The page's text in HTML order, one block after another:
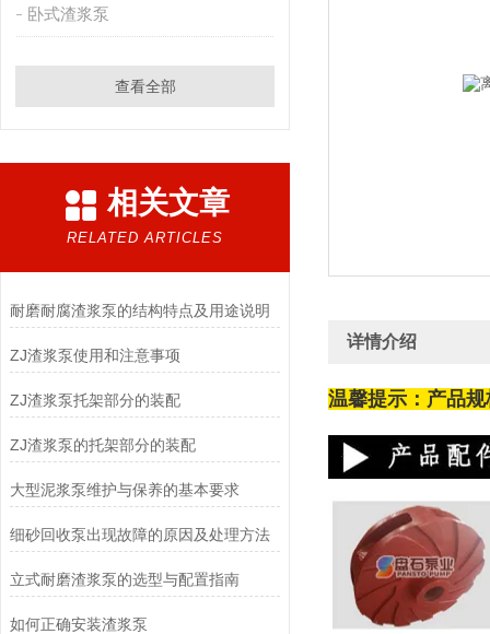
卧式渣浆泵
查看全部
相关文章
RELATED ARTICLES
耐磨耐腐渣浆泵的结构特点及用途说明
ZJ渣浆泵使用和注意事项
ZJ渣浆泵托架部分的装配
ZJ渣浆泵的托架部分的装配
大型泥浆泵维护与保养的基本要求
细砂回收泵出现故障的原因及处理方法
立式耐磨渣浆泵的选型与配置指南
如何正确安装渣浆泵
详情介绍
温馨提示：产品